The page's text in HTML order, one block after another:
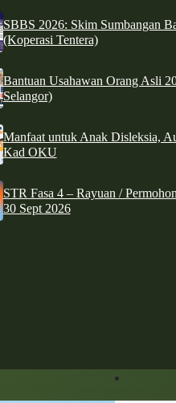
SBBS 2026: Skim Sumbangan
(Koperasi Tentera)
Bantuan Usahawan Orang Asli
Selangor)
Manfaat untuk Anak Disleksia,
Kad OKU
STR Fasa 4 – Rayuan /
30 Sept 2026